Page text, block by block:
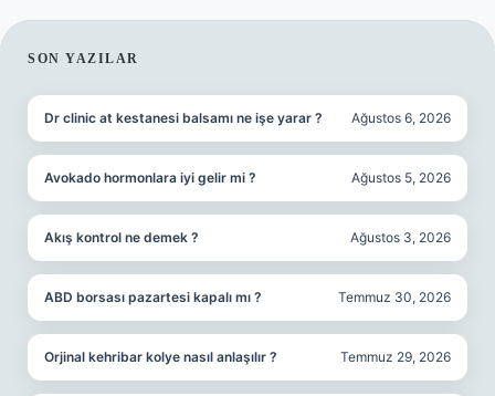
SIDEBAR
SON YAZILAR
Dr clinic at kestanesi balsamı ne işe yarar ? Ağustos 6, 2026
Avokado hormonlara iyi gelir mi ? Ağustos 5, 2026
Akış kontrol ne demek ? Ağustos 3, 2026
ABD borsası pazartesi kapalı mı ? Temmuz 30, 2026
Orjinal kehribar kolye nasıl anlaşılır ? Temmuz 29, 2026